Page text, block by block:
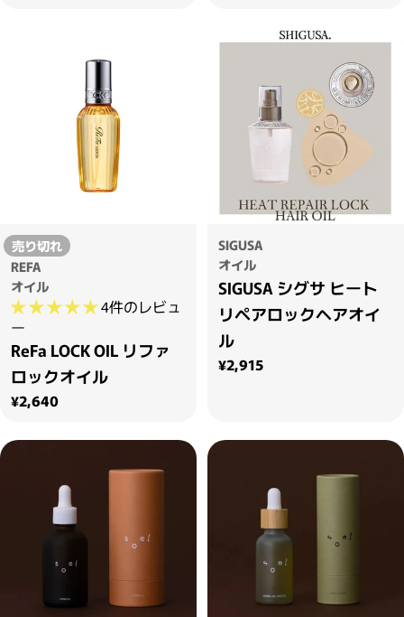
売り切れ
REFA
オイル
4件のレビュ
ー
ReFa LOCK OIL リファ
ロックオイル
通常価格
¥2,640
SIGUSA
オイル
SIGUSA シグサ ヒート
リペアロックヘアオイ
ル
通常価格
¥2,915